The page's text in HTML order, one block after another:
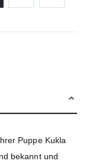
Puppe Kukla
bekannt und